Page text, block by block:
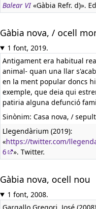
Balear VI«Gàbia Refr. d)».
Gàbia nova, / ocell
1 font, 2019.
Antigament era habitual
animal- quan una llar
en la ment popular doncs
exemple, que deia qui
patiria alguna defunció
Sinònim: Casa nova, /
Llegendàrium (2019):
«https://twitter.com/
6
». Twitter.
Gàbia nova, ocell nou
1 font, 2008.